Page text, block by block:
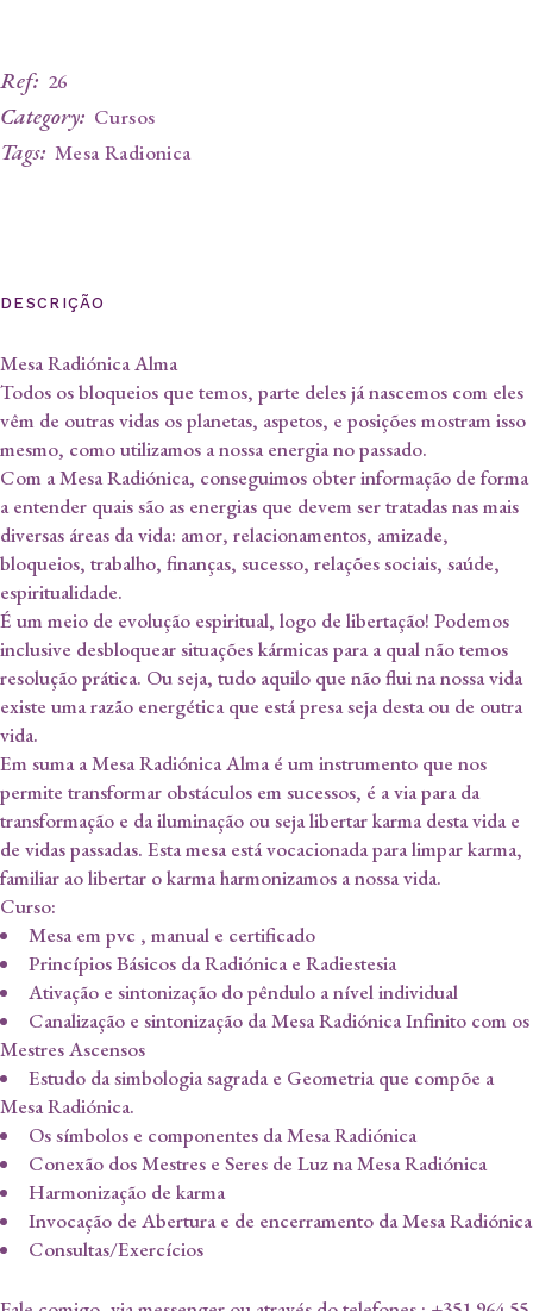
Ref: 26
Category: Cursos
Tags: Mesa Radionica
DESCRIÇÃO
Mesa Radiónica Alma
Todos os bloqueios que temos, parte deles já nascemos com eles
vêm de outras vidas os planetas, aspetos, e posições mostram isso
mesmo, como utilizamos a nossa energia no passado.
Com a Mesa Radiónica, conseguimos obter informação de forma
a entender quais são as energias que devem ser tratadas nas mais
diversas áreas da vida: amor, relacionamentos, amizade,
bloqueios, trabalho, finanças, sucesso, relações sociais, saúde,
espiritualidade.
É um meio de evolução espiritual, logo de libertação! Podemos
inclusive desbloquear situações kármicas para a qual não temos
resolução prática. Ou seja, tudo aquilo que não flui na nossa vida
existe uma razão energética que está presa seja desta ou de outra
vida.
Em suma a Mesa Radiónica Alma é um instrumento que nos
permite transformar obstáculos em sucessos, é a via para da
transformação e da iluminação ou seja libertar karma desta vida e
de vidas passadas. Esta mesa está vocacionada para limpar karma,
familiar ao libertar o karma harmonizamos a nossa vida.
Curso:
Mesa em pvc , manual e certificado
Princípios Básicos da Radiónica e Radiestesia
Ativação e sintonização do pêndulo a nível individual
Canalização e sintonização da Mesa Radiónica Infinito com os
Mestres Ascensos
Estudo da simbologia sagrada e Geometria que compõe a
Mesa Radiónica.
Os símbolos e componentes da Mesa Radiónica
Conexão dos Mestres e Seres de Luz na Mesa Radiónica
Harmonização de karma
Invocação de Abertura e de encerramento da Mesa Radiónica
Consultas/Exercícios